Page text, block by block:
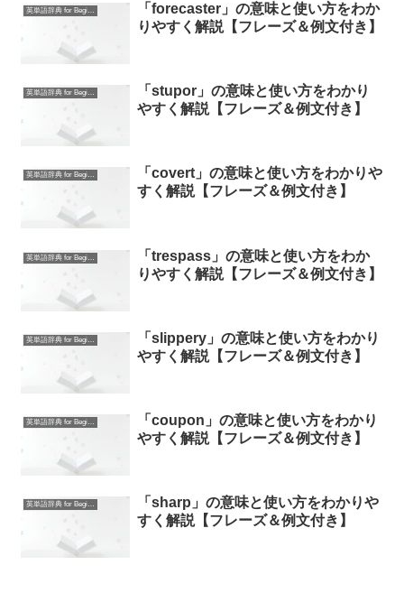
英単語辞典 for Beginners
「forecaster」の意味と使い方をわか
りやすく解説【フレーズ＆例文付き】
英単語辞典 for Beginners
「stupor」の意味と使い方をわかり
やすく解説【フレーズ＆例文付き】
英単語辞典 for Beginners
「covert」の意味と使い方をわかりや
すく解説【フレーズ＆例文付き】
英単語辞典 for Beginners
「trespass」の意味と使い方をわか
りやすく解説【フレーズ＆例文付き】
英単語辞典 for Beginners
「slippery」の意味と使い方をわかり
やすく解説【フレーズ＆例文付き】
英単語辞典 for Beginners
「coupon」の意味と使い方をわかり
やすく解説【フレーズ＆例文付き】
英単語辞典 for Beginners
「sharp」の意味と使い方をわかりや
すく解説【フレーズ＆例文付き】